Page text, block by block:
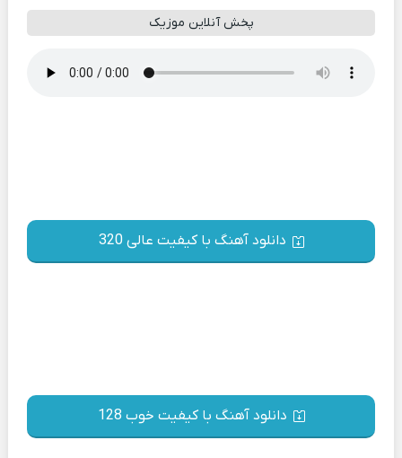
پخش آنلاین موزیک
دانلود آهنگ با کیفیت عالی 320
دانلود آهنگ با کیفیت خوب 128